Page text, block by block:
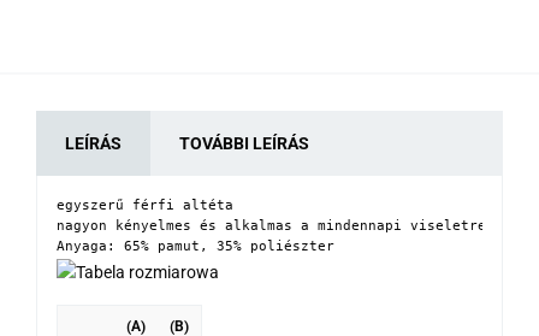
LEÍRÁS TOVÁBBI LEÍRÁS
egyszerű férfi altéta
nagyon kényelmes és alkalmas a mindennapi viseletre
Anyaga: 65% pamut, 35% poliészter
(A) (B)